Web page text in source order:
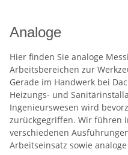
Analoge
Hier finden Sie analoge
Arbeitsbereichen zur
Gerade im Handwerk bei
Heizungs- und
Ingenieurswesen wird
zurückgegriffen. Wir führen
verschiedenen
Arbeitseinsatz sowie